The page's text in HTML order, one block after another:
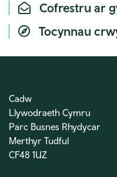
Cofrestru ar
Tocynnau
Cadw
Llywodraeth Cymru
Parc Busnes Rhydycar
Merthyr Tudful
CF48 1UZ